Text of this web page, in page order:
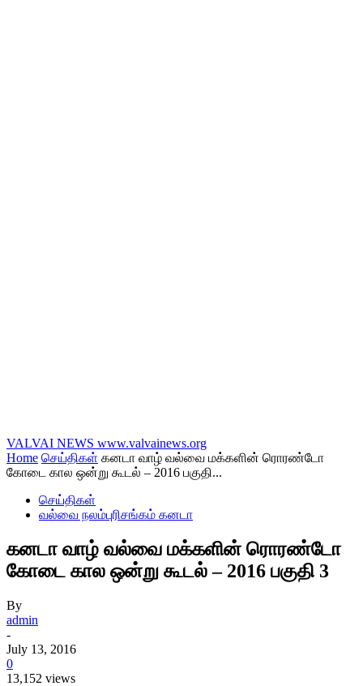
VALVAI NEWS www.valvainews.org
Home செய்திகள் கனடா வாழ் வல்வை மக்களின் ரொரண்டோ
கோடை கால ஒன்று கூடல் – 2016 பகுதி...
செய்திகள்
வல்வை நலம்புரிசங்கம் கனடா
கனடா வாழ் வல்வை மக்களின் ரொரண்டோ
கோடை கால ஒன்று கூடல் – 2016 பகுதி 3
By
admin
-
July 13, 2016
0
13,152 views